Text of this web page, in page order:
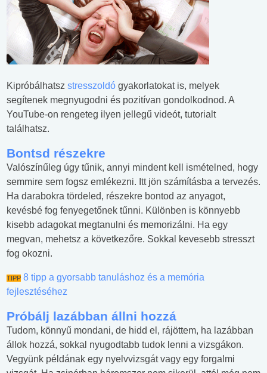
Kipróbálhatsz stresszoldó gyakorlatokat is, melyek
segítenek megnyugodni és pozitívan gondolkodnod. A
YouTube-on rengeteg ilyen jellegű videót, tutorialt
találhatsz.
Bontsd részekre
Valószínűleg úgy tűnik, annyi mindent kell ismételned, hogy
semmire sem fogsz emlékezni. Itt jön számításba a tervezés.
Ha darabokra tördeled, részekre bontod az anyagot,
kevésbé fog fenyegetőnek tűnni. Különben is könnyebb
kisebb adagokat megtanulni és memorizálni. Ha egy
megvan, mehetsz a következőre. Sokkal kevesebb stresszt
fog okozni.
TIPP 8 tipp a gyorsabb tanuláshoz és a memória
fejlesztéséhez
Próbálj lazábban állni hozzá
Tudom, könnyű mondani, de hidd el, rájöttem, ha lazábban
állok hozzá, sokkal nyugodtabb tudok lenni a vizsgákon.
Vegyünk példának egy nyelvvizsgát vagy egy forgalmi